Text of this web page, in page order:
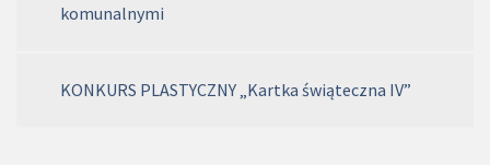
komunalnymi
KONKURS PLASTYCZNY „Kartka świąteczna IV”